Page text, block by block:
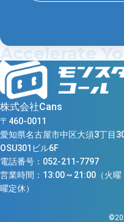
Accelerate
株式会社Cans
〒460-0011
愛知県名古屋市中区大須3丁目
OSU301ビル6F
電話番号： 052-211-7797
営業時間：13:00 ~ 21:00（火曜
曜定休）